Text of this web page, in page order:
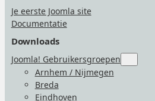
Je eerste Joomla site
Documentatie
Downloads
Joomla! Gebruikersgroepen
for
Arnhem / Nijmegen
Breda
Eindhoven